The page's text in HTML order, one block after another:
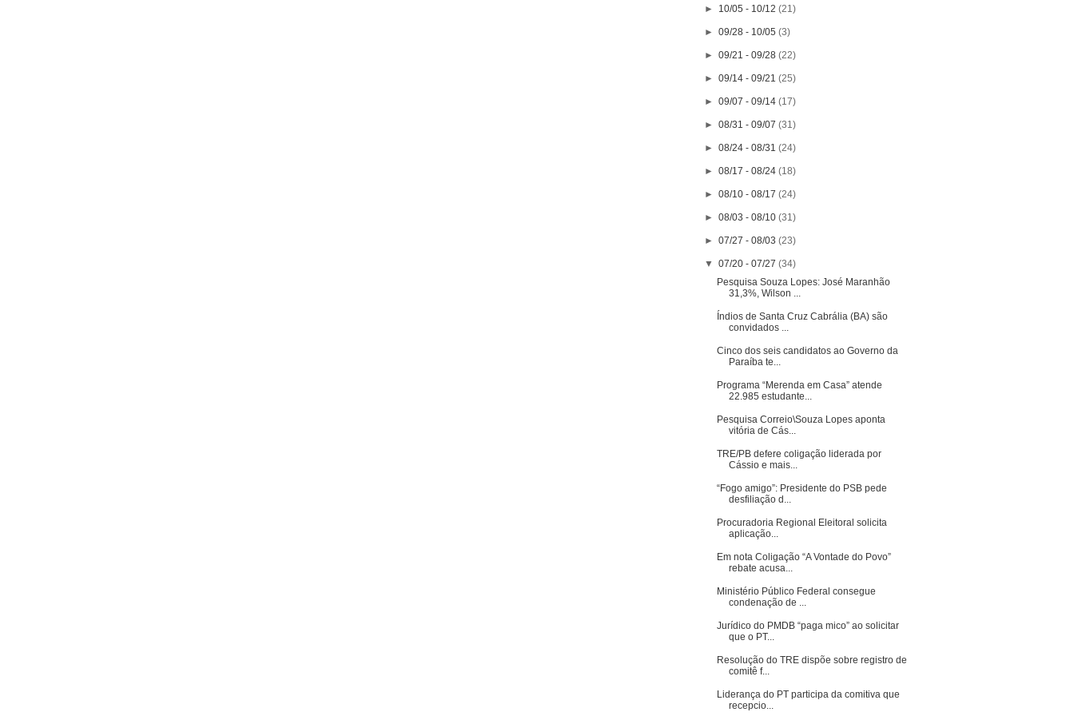
► 10/05 - 10/12(21)
►09/28 - 10/05(3)
►09/21 - 09/28(22)
►09/14 - 09/21(25)
►09/07 - 09/14(17)
►08/31 - 09/07(31)
►08/24 - 08/31(24)
►08/17 - 08/24(18)
►08/10 - 08/17(24)
►08/03 - 08/10(31)
►07/27 - 08/03(23)
▼07/20 - 07/27(34)
Pesquisa Souza Lopes: José Maranhão
31,3%, Wilson ...
Índios de Santa Cruz Cabrália (BA) são
convidados ...
Cinco dos seis candidatos ao Governo da
Paraíba te...
Programa “Merenda em Casa” atende
22.985 estudante...
Pesquisa Correio\Souza Lopes aponta
vitória de Cás...
TRE/PB defere coligação liderada por
Cássio e mais...
“Fogo amigo”: Presidente do PSB pede
desfiliação d...
Procuradoria Regional Eleitoral solicita
aplicação...
Em nota Coligação “A Vontade do Povo”
rebate acusa...
Ministério Público Federal consegue
condenação de ...
Jurídico do PMDB “paga mico” ao solicitar
que o PT...
Resolução do TRE dispõe sobre registro de
comitê f...
Liderança do PT participa da comitiva que
recepcio...